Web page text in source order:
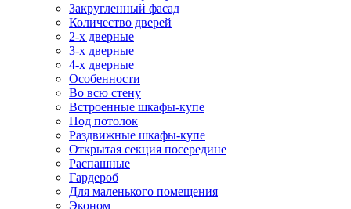
Закругленный фасад
Количество дверей
2-х дверные
3-х дверные
4-х дверные
Особенности
Во всю стену
Встроенные шкафы-купе
Под потолок
Раздвижные шкафы-купе
Открытая секция посередине
Распашные
Гардероб
Для маленького помещения
Эконом